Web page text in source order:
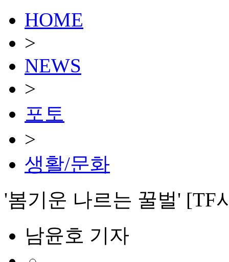
HOME
>
NEWS
>
포토
>
생활/문화
'봄기운 나르는 꿀벌' [TF
남윤호 기자